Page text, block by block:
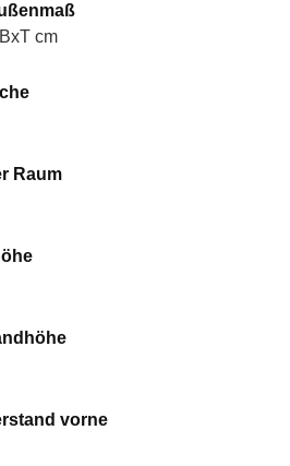
BxT cm
Raum
vorne